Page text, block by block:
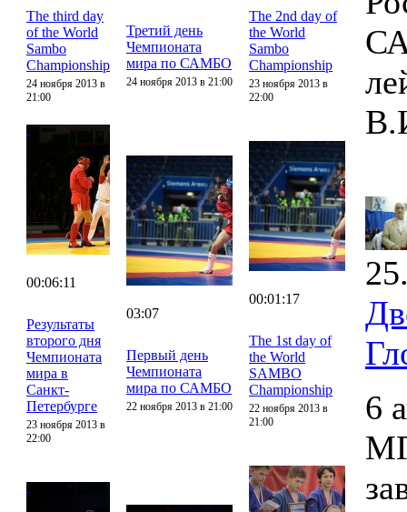
The third day
of the World
Sambo
Championship
24 ноября 2013 в
21:00
Третий день
Чемпионата
мира по САМБО
24 ноября 2013 в 21:00
The 2nd day of
the World
Sambo
Championship
23 ноября 2013 в
22:00
00:06:11
Результаты
второго дня
Чемпионата
мира в
Санкт-
Петербурге
23 ноября 2013 в
22:00
03:07
Первый день
Чемпионата
мира по САМБО
22 ноября 2013 в 21:00
00:01:17
The 1st day of
the World
SAMBO
Championship
22 ноября 2013 в
21:00
6